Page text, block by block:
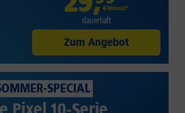
€/Monat*
dauerhaft
Zum Angebot
SPECIAL